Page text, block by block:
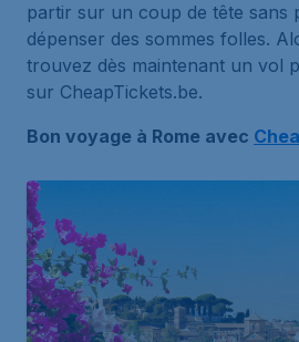
partir sur un coup de tête sans
dépenser des sommes folles.
trouvez dès maintenant un vol
sur CheapTickets.be.
Bon voyage à Rome avec